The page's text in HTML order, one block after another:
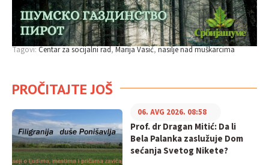
Tagovi:Centar za socijalni rad Marija Vasić nasilje nad muškarcima
PROČITAJTE JOŠ
Prof. dr Dragan Mitić: Da li
Bela Palanka zaslužuje Dom
sećanja Svetog Nikete?
06. AVG 2026. 08:58